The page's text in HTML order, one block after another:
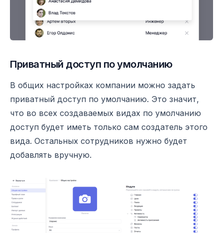
Приватный доступ по умолчанию
В общих настройках компании можно задать
приватный доступ по умолчанию. Это значит,
что во всех создаваемых видах по умолчанию
доступ будет иметь только сам создатель этого
вида. Остальных сотрудников нужно будет
добавлять вручную.